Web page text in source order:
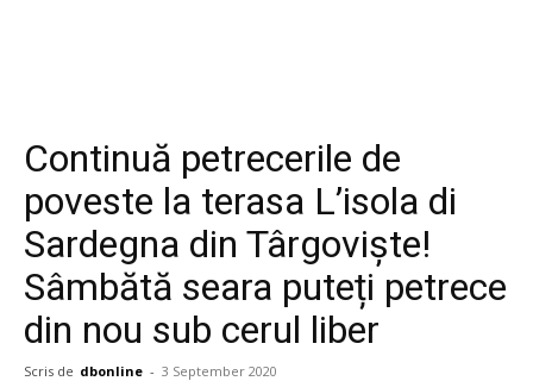
Continuă petrecerile de
poveste la terasa L’isola di
Sardegna din Târgoviște!
Sâmbătă seara puteți petrece
din nou sub cerul liber
Scris de dbonline - 3 September 2020